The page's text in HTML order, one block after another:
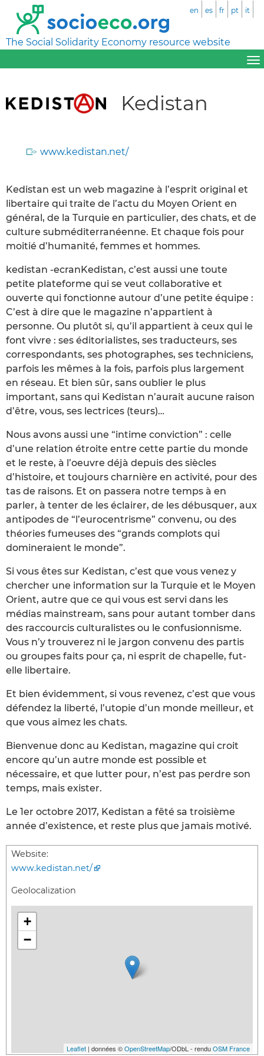
The Social Solidarity Economy resource website
en es fr pt it
Kedistan
www.kedistan.net/
Kedistan est un web magazine à l’esprit original et
libertaire qui traite de l’actu du Moyen Orient en
général, de la Turquie en particulier, des chats, et de
culture subméditerranéenne. Et chaque fois pour
moitié d’humanité, femmes et hommes.
kedistan -ecranKedistan, c’est aussi une toute
petite plateforme qui se veut collaborative et
ouverte qui fonctionne autour d’une petite équipe :
C’est à dire que le magazine n’appartient à
personne. Ou plutôt si, qu’il appartient à ceux qui le
font vivre : ses éditorialistes, ses traducteurs, ses
correspondants, ses photographes, ses techniciens,
parfois les mêmes à la fois, parfois plus largement
en réseau. Et bien sûr, sans oublier le plus
important, sans qui Kedistan n’aurait aucune raison
d’être, vous, ses lectrices (teurs)…
Nous avons aussi une “intime conviction” : celle
d’une relation étroite entre cette partie du monde
et le reste, à l’oeuvre déjà depuis des siècles
d’histoire, et toujours charnière en activité, pour des
tas de raisons. Et on passera notre temps à en
parler, à tenter de les éclairer, de les débusquer, aux
antipodes de “l’eurocentrisme” convenu, ou des
théories fumeuses des “grands complots qui
domineraient le monde”.
Si vous êtes sur Kedistan, c’est que vous venez y
chercher une information sur la Turquie et le Moyen
Orient, autre que ce qui vous est servi dans les
médias mainstream, sans pour autant tomber dans
des raccourcis culturalistes ou le confusionnisme.
Vous n’y trouverez ni le jargon convenu des partis
ou groupes faits pour ça, ni esprit de chapelle, fut-
elle libertaire.
Et bien évidemment, si vous revenez, c’est que vous
défendez la liberté, l’utopie d’un monde meilleur, et
que vous aimez les chats.
Bienvenue donc au Kedistan, magazine qui croit
encore qu’un autre monde est possible et
nécessaire, et que lutter pour, n’est pas perdre son
temps, mais exister.
Le 1er octobre 2017, Kedistan a fêté sa troisième
année d’existence, et reste plus que jamais motivé.
Website:
www.kedistan.net/
Geolocalization
+
−
Leaflet | données ©OpenStreetMap/ODbL - renduOSM France